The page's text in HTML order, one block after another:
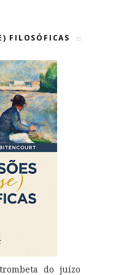
FILOSÓFICAS
do juízo